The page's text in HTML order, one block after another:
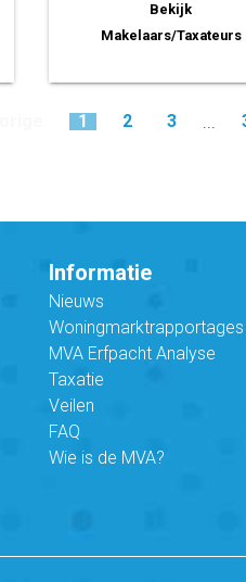
Bekijk
Makelaars/Taxateurs
1 2 3
Informatie
Nieuws
Woningmarktrapportages
MVA Erfpacht Analyse
Taxatie
Veilen
FAQ
Wie is de MVA?